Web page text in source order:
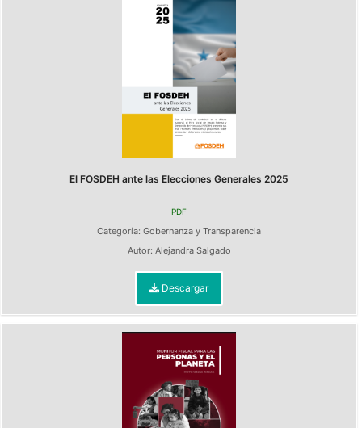
El FOSDEH ante las Elecciones Generales 2025
PDF
Categoría: Gobernanza y Transparencia
Autor: Alejandra Salgado
Descargar